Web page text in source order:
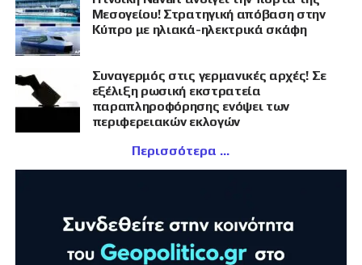
Μεσογείου! Στρατηγική απόβαση στην
Κύπρο με ηλιακά-ηλεκτρικά σκάφη
Συναγερμός στις γερμανικές αρχές! Σε
εξέλιξη ρωσική εκστρατεία
παραπληροφόρησης ενόψει των
περιφερειακών εκλογών
Περισσότερα